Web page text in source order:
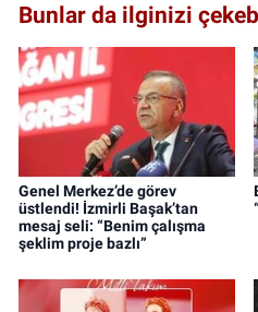
Bunlar da ilginizi
Genel Merkez’de görev
üstlendi! İzmirli Başak’tan
mesaj seli: “Benim çalışma
şeklim proje bazlı”